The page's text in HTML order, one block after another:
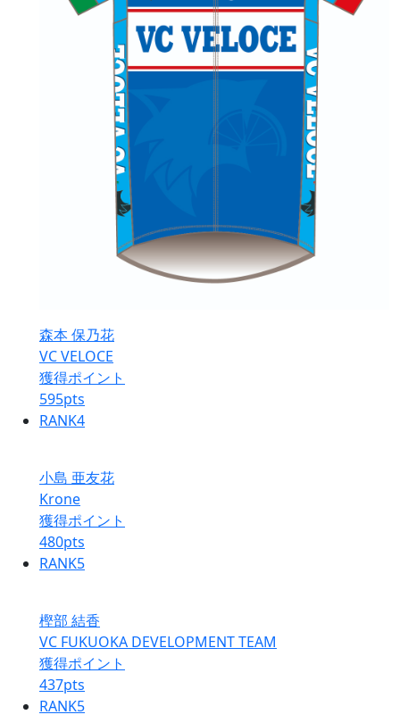
森本 保乃花
VC VELOCE
獲得ポイント
595pts
RANK4
小島 亜友花
Krone
獲得ポイント
480pts
RANK5
樫部 結香
VC FUKUOKA DEVELOPMENT TEAM
獲得ポイント
437pts
RANK5